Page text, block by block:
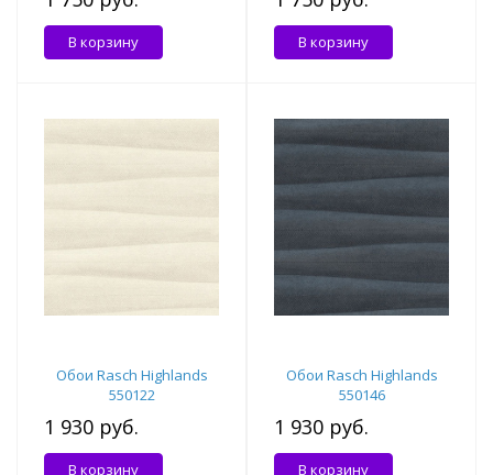
В корзину В корзину
Обои Rasch Highlands
550122
1 930 руб.
В корзину
Обои Rasch Highlands
550146
1 930 руб.
В корзину